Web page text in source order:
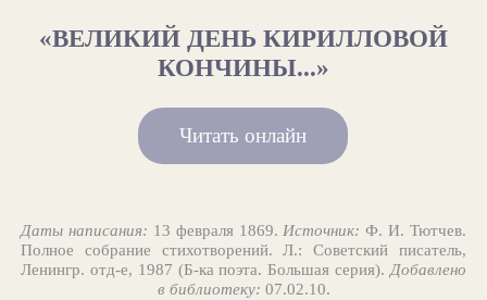
«ВЕЛИКИЙ ДЕНЬ КИРИЛЛОВОЙ
КОНЧИНЫ...»
Читать онлайн
Даты написания: 13 февраля 1869.Источник: Ф. И. Тютчев.
Полное собрание стихотворений. Л.: Советский писатель,
Ленингр. отд-е, 1987 (Б-ка поэта. Большая серия).Добавлено
в библиотеку: 07.02.10.